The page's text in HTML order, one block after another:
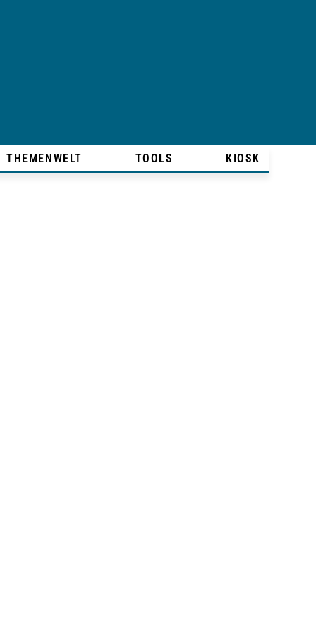
THEMENWELT TOOLS KIOSK